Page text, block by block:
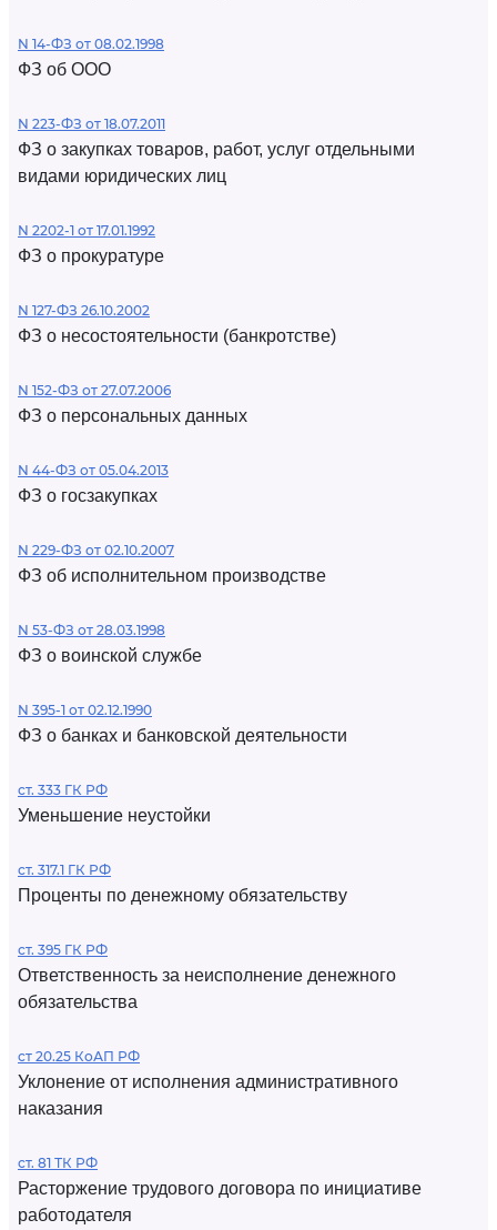
N 14-ФЗ от 08.02.1998
ФЗ об ООО
N 223-ФЗ от 18.07.2011
ФЗ о закупках товаров, работ, услуг отдельными
видами юридических лиц
N 2202-1 от 17.01.1992
ФЗ о прокуратуре
N 127-ФЗ 26.10.2002
ФЗ о несостоятельности (банкротстве)
N 152-ФЗ от 27.07.2006
ФЗ о персональных данных
N 44-ФЗ от 05.04.2013
ФЗ о госзакупках
N 229-ФЗ от 02.10.2007
ФЗ об исполнительном производстве
N 53-ФЗ от 28.03.1998
ФЗ о воинской службе
N 395-1 от 02.12.1990
ФЗ о банках и банковской деятельности
ст. 333 ГК РФ
Уменьшение неустойки
ст. 317.1 ГК РФ
Проценты по денежному обязательству
ст. 395 ГК РФ
Ответственность за неисполнение денежного
обязательства
ст 20.25 КоАП РФ
Уклонение от исполнения административного
наказания
ст. 81 ТК РФ
Расторжение трудового договора по инициативе
работодателя